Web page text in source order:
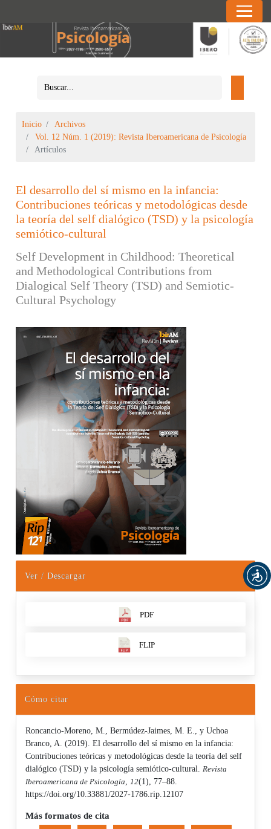
Inicio
Archivos
Vol. 12 Núm. 1 (2019): Revista Iberoamericana de Psicología
Artículos
El desarrollo del sí mismo en la infancia:
Contribuciones teóricas y metodológicas desde
la teoría del self dialógico (TSD) y la psicología
semiótico-cultural
Self Development in Childhood: Theoretical
and Methodological Contributions from
Dialogical Self Theory (TSD) and Semiotic-
Cultural Psychology
Barra lateral del artículo
Ver / Descargar
PDF
FLIP
Cómo citar
Roncancio-Moreno, M., Bermúdez-Jaimes, M. E., y Uchoa
Branco, A. (2019). El desarrollo del sí mismo en la infancia:
Contribuciones teóricas y metodológicas desde la teoría del self
dialógico (TSD) y la psicología semiótico-cultural.Revista
Iberoamericana de Psicología,12(1), 77–88.
https://doi.org/10.33881/2027-1786.rip.12107
Más formatos de cita